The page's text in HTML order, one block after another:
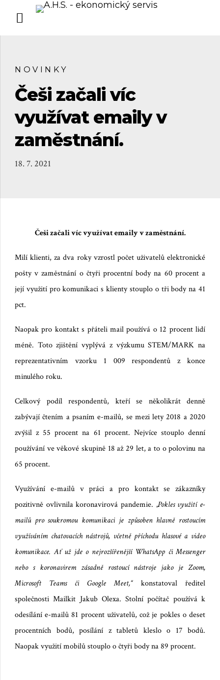
NOVINKY
Češi začali víc
využívat emaily v
zaměstnání.
18. 7. 2021
Češi začali víc využívat emaily v zaměstnání.
Milí klienti, za dva roky vzrostl počet uživatelů elektronické
pošty v zaměstnání o čtyři procentní body na 60 procent a
její využití pro komunikaci s klienty stouplo o tři body na 41
pct.
Naopak pro kontakt s přáteli mailpoužívá o 12 procent lidí
méně. Toto zjištění vyplývá z výzkumu STEM/MARK na
reprezentativním vzorku 1 009 respondentů z konce
minulého roku.
Celkový podíl respondentů, kteří se několikrát denně
zabývají čtením a psaním e-mailů, se mezi lety 2018 a 2020
zvýšil z 55 procent na 61 procent. Nejvíce stouplo denní
používání ve věkové skupině 18 až 29 let, a to o polovinu na
65 procent.
Využívání e-mailů v práci a pro kontakt se zákazníky
pozitivně ovlivnila koronavirová pandemie. „Pokles využití e-
mailů pro soukromou komunikaci je způsoben hlavně rostoucím
využíváním chatovacích nástrojů, včetně příchodu hlasové a video
komunikace. Ať už jde o nejrozšířenější WhatsApp či Messenger
nebo s koronavirem zásadně rostoucí nástroje jako je Zoom,
Microsoft Teams či Google Meet,“
konstatoval ředitel
společnosti Mailkit Jakub Olexa.Stolní počítač používá k
odesílání e-mailů 81 procent uživatelů, což je pokles o deset
procentních bodů, posílání z tabletů kleslo o 17 bodů.
Naopak využití mobilů stouplo o čtyři body na 89 procent.